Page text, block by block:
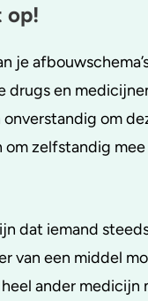
op!
je
drugs en
onverstandig om
om zelfstandig
dat iemand
van een middel
ander medicijn